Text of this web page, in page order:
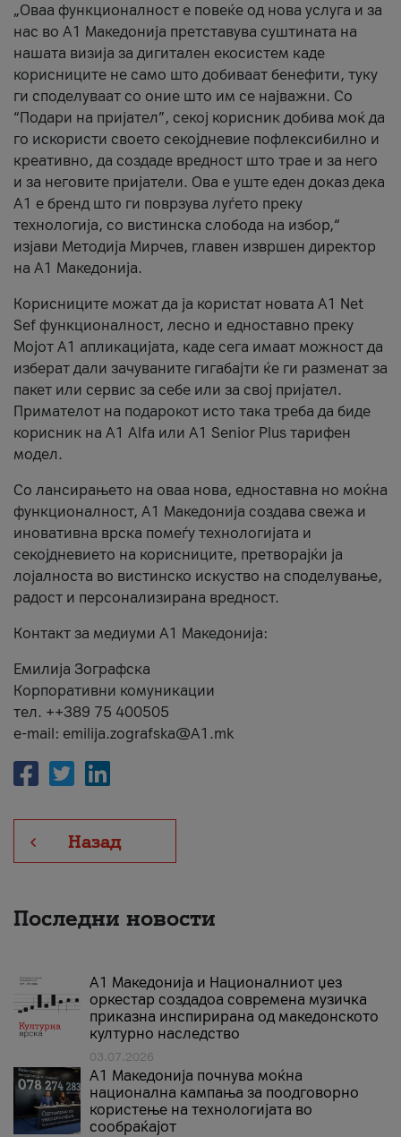
„Оваа функционалност е повеќе од нова услуга и за
нас во А1 Македонија претставува суштината на
нашата визија за дигитален екосистем каде
корисниците не само што добиваат бенефити, туку
ги споделуваат со оние што им се најважни. Со
“Подари на пријател”, секој корисник добива моќ да
го искористи своето секојдневие пофлексибилно и
креативно, да создаде вредност што трае и за него
и за неговите пријатели. Ова е уште еден доказ дека
А1 е бренд што ги поврзува луѓето преку
технологија, со вистинска слобода на избор,“
изјави Методија Мирчев, главен извршен директор
на А1 Македонија.
Корисниците можат да ја користат новата А1 Net
Sef функционалност, лесно и едноставно преку
Мојот А1 апликацијата, каде сега имаат можност да
изберат дали зачуваните гигабајти ќе ги разменат за
пакет или сервис за себе или за свој пријател.
Примателот на подарокот исто така треба да биде
корисник на А1 Alfa или A1 Senior Plus тарифен
модел.
Со лансирањето на оваа нова, едноставна но моќна
функционалност, А1 Македонија создава свежа и
иновативна врска помеѓу технологијата и
секојдневието на корисниците, претворајќи ја
лојалноста во вистинско искуство на споделување,
радост и персонализирана вредност.
Контакт за медиуми А1 Македонија:
Емилија Зографска
Корпоративни комуникации
тел. ++389 75 400505
e-mail: emilija.zografska@A1.mk
Назад
Последни новости
А1 Македонија и Националниот џез
оркестар создадоа современа музичка
приказна инспирирана од македонското
културно наследство
03.07.2026
A1 Македонија почнува моќна
национална кампања за поодговорно
користење на технологијата во
сообраќајот